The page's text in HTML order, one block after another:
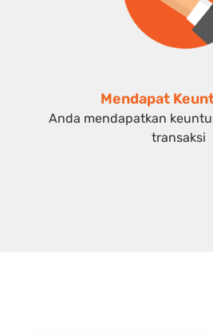
Mendapat
Anda mendapatkan
transaksi